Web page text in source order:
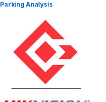
Parking Analysis